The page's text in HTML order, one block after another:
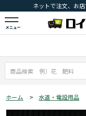
ネットで注文、お
メニュー
ホーム > 水道・電設用品